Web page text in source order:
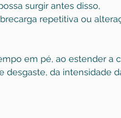
surgir antes disso,
repetitiva ou
em pé, ao estender a
desgaste, da intensidade